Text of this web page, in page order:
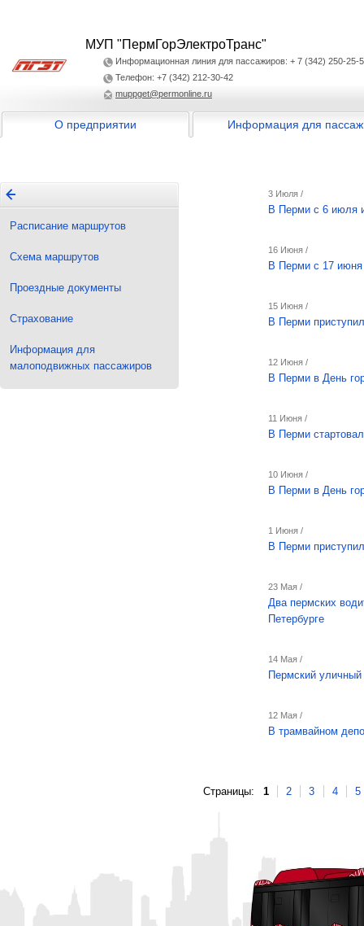
МУП "ПермГорЭлектроТранс"
Информационная линия для пассажиров: + 7 (342) 250-25-
Телефон: +7 (342) 212-30-42
muppget@permonline.ru
О предприятии Информация для
Расписание маршрутов
Схема маршрутов
Проездные документы
Страхование
Информация для
малоподвижных пассажиров
3 Июля /
В Перми с 6 июля
16 Июня /
В Перми с 17 июня
15 Июня /
В Перми
12 Июня /
В Перми в День
11 Июня /
В Перми
10 Июня /
В Перми в День
1 Июня /
В Перми
23 Мая /
Два пермских
Петербурге
14 Мая /
Пермский уличный
12 Мая /
В трамвайном
Страницы: 1 2 3 4 5